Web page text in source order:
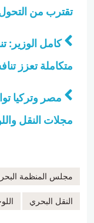
تقترب من
متكاملة تعزز
مصر وتركيا
مجلات النقل
مجلس المنظمة
النقل البحري